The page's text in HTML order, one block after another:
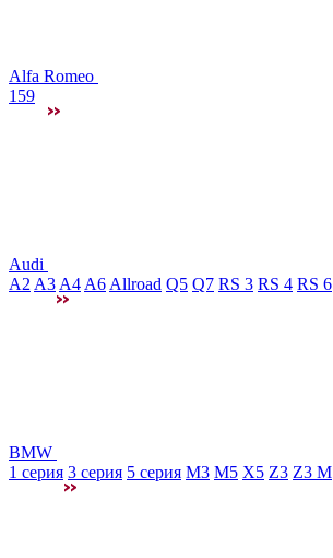
Alfa Romeo
159
Audi
A2 A3 A4 A6 Allroad Q5 Q7 RS 3 RS 4 RS 6
BMW
1 серия 3 серия 5 серия M3 М5 X5 Z3 Z3 M